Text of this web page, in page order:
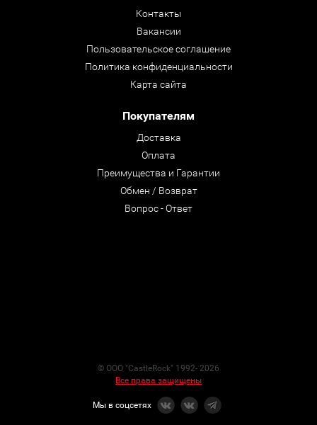
Контакты
Вакансии
Пользовательское соглашение
Политика конфиденциальности
Карта сайта
Покупателям
Доставка
Оплата
Преимущества и Гарантии
Обмен / Возврат
Вопрос - Ответ
© ООО "CastleRock" 1992- 2026
Все права защищены
Мы в соцсетях